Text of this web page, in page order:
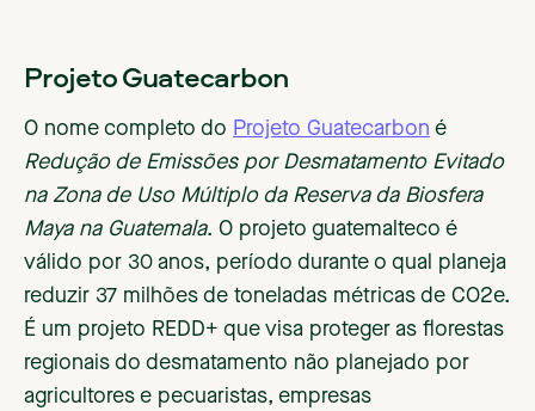
Projeto Guatecarbon
O nome completo do Projeto Guatecarbon é
Redução de Emissões por Desmatamento Evitado
na Zona de Uso Múltiplo da Reserva da Biosfera
Maya na Guatemala. O projeto guatemalteco é
válido por 30 anos, período durante o qual planeja
reduzir 37 milhões de toneladas métricas de CO2e.
É um projeto REDD+ que visa proteger as florestas
regionais do desmatamento não planejado por
agricultores e pecuaristas, empresas